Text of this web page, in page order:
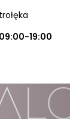
09:00-19:00